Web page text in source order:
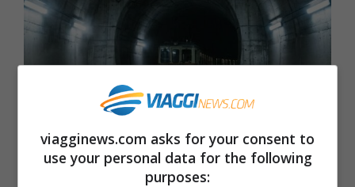
Camminando tra i rifugi ricostruiti fedelmente, il peso della
A Sant’Oreste si nasconde uno dei siti più
viagginews.com asks for your consent to
use your personal data for the following
purposes: